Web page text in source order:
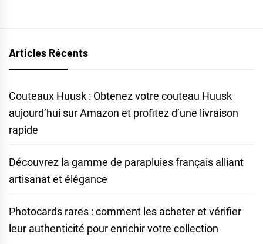
Articles Récents
Couteaux Huusk : Obtenez votre couteau Huusk
aujourd’hui sur Amazon et profitez d’une livraison
rapide
Découvrez la gamme de parapluies français alliant
artisanat et élégance
Photocards rares : comment les acheter et vérifier
leur authenticité pour enrichir votre collection